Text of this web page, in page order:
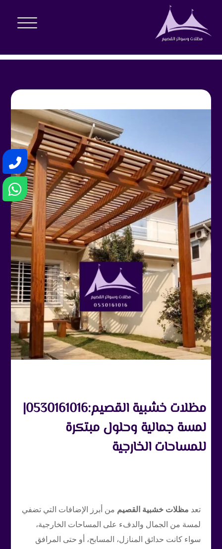
مظلات خشبية القصيم:0530161016|
لمسة جمالية وحلول مبتكرة
للمساحات الخارجية
تعد مظلات خشبية القصيم من أبرز الإضافات التي تضفي
لمسة من الجمال والدفء على المساحات الخارجية،
سواء كانت حدائق المنازل، المسابح، أو حتى المرافق